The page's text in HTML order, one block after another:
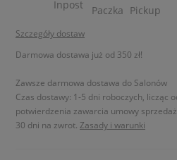
Szczegóły dostaw
Darmowa dostawa już od 350 zł!
Zawsze darmowa dostawa do Salonów
Czas dostawy: 1-5 dni roboczych, licząc
potwierdzenia zawarcia umowy
30 dni na zwrot. Zasady i warunki